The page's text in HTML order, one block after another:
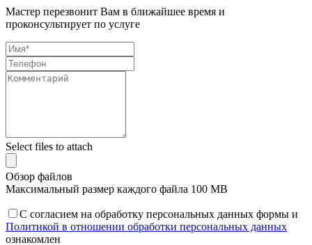
Мастер перезвонит Вам в ближайшее время и
проконсультирует по услуге
Select files to attach
Обзор файлов
Максимальный размер каждого файла 100 MB
С согласием на обработку персональных данных формы и
Политикой в отношении обработки персональных данных
ознакомлен